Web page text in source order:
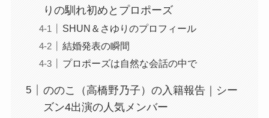
りの馴れ初めとプロポーズ
SHUN＆さゆりのプロフィール
結婚発表の瞬間
プロポーズは自然な会話の中で
ののこ（高橋野乃子）の入籍報告｜シー
ズン4出演の人気メンバー